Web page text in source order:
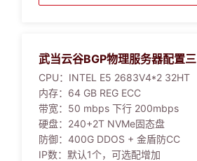
武当云谷BGP物理服务器配置三
CPU： INTEL E5 2683V4*2 32HT
内存： 64 GB REG ECC
带宽： 50 mbps 下行 200mbps
硬盘： 240+2T NVMe固态盘
防御： 400G DDOS + 金盾防CC
IP数： 默认1个，可选配增加